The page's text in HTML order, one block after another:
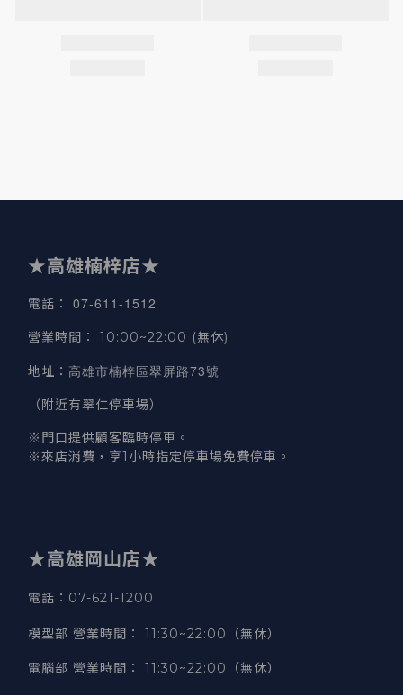
★高雄楠梓店★
電話 ： 07-611-1512
營業時間 ： 10:00~22:00 (無休)
地址 ： 高雄市楠梓區翠屏路73號
（附近有翠仁停車場）
※門口提供顧客臨時停車。
※來店消費，享1小時指定停車場免費停車。
★高雄岡山店★
電話：07-621-1200
模型部 營業時間 ： 11:30~22:00（無休）
電腦部 營業時間 ： 11:30~22:00（無休）